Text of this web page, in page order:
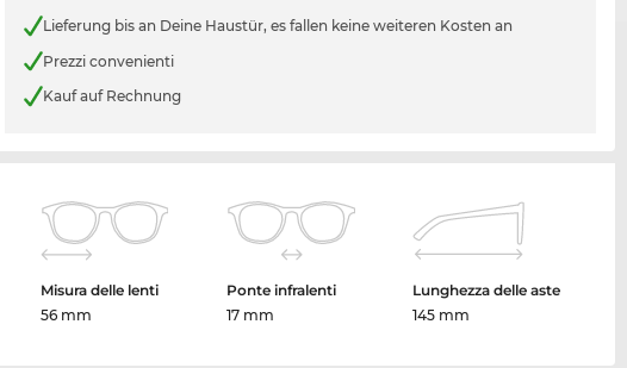
Lieferung bis an Deine Haustür, es fallen keine weiteren Kosten an
Prezzi convenienti
Kauf auf Rechnung
Misura delle lenti
56 mm
Ponte infralenti
17 mm
Lunghezza delle aste
145 mm